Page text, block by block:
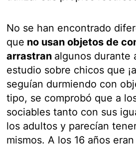
No se han encontrado
que no usan objetos de
arrastran algunos durante
estudio sobre chicos que
seguían durmiendo con
tipo, se comprobó que a
sociables tanto con sus
los adultos y parecían
mismos. A los 16 años